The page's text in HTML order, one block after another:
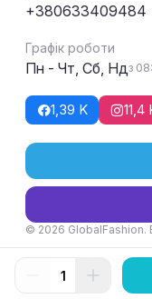
+380633409484
Графік роботи
Пн - Чт, Сб, Ндз
1,39 K 11,4
© 2026 GlobalFashion.
Умови повернення та